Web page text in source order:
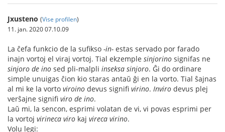
Jxusteno (Vise profilen)
11. jan. 2020 07.10.09
La ĉefa funkcio de la sufikso -in- estas servado por farado
inajn vortoj el viraj vortoj. Tial ekzemple sinjorino signifas ne
sinjoro de ino sed pli-malpli inseksa sinjoro. Ĝi do ordinare
simple unuigas ĉion kio staras antaŭ ĝi en la vorto. Tial ŝajnas
al mi ke la vorto viroino devus signifi virino. Inviro devus plej
verŝajne signifi viro de ino.
Laŭ mi, la sencon, esprimi volatan de vi, vi povas esprimi per
la vortoj virineca viro kaj vireca virino.
Volu legi: